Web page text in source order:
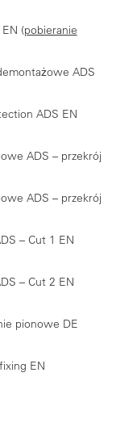
(pobieranie
ADS
ADS EN
ADS – przekrój
ADS – przekrój
– Cut 1 EN
– Cut 2 EN
pionowe DE
EN